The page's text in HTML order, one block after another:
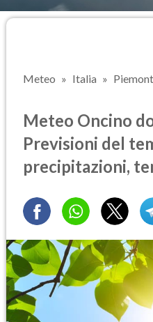
Meteo Italia
Meteo Oncino
Previsioni del
precipitazioni,